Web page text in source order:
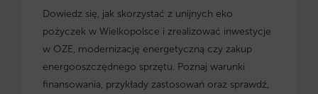
Dowiedz się, jak skorzystać z unijnych eko
pożyczek w Wielkopolsce i zrealizować inwestycje
w OZE, modernizację energetyczną czy zakup
energooszczędnego sprzętu. Poznaj warunki
finansowania, przykłady zastosowań oraz sprawdź,